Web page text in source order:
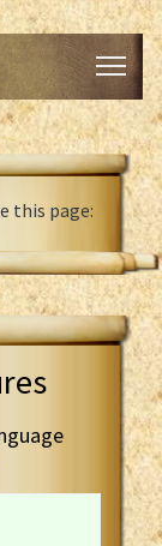
this page: